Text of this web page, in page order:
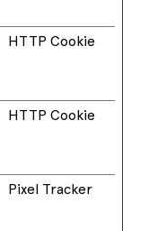
HTTP Cookie
HTTP Cookie
Pixel Tracker